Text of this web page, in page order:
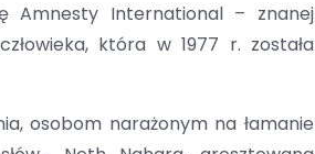
Amnesty International – znanej
która w 1977 r. została
osobom narażonym na łamanie